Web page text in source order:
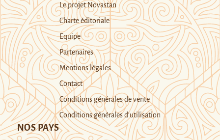
Le projet Novastan
Charte éditoriale
Equipe
Partenaires
Mentions légales
Contact
Conditions générales de vente
Conditions générales d’utilisation
NOS PAYS